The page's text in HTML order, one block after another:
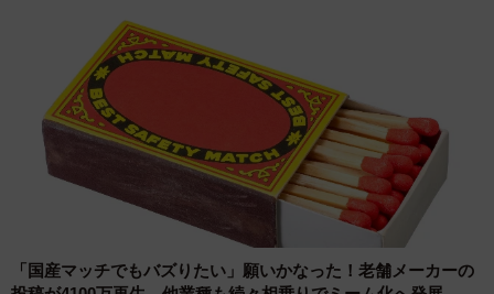
「国産マッチでもバズりたい」願いかなった！老舗メーカーの